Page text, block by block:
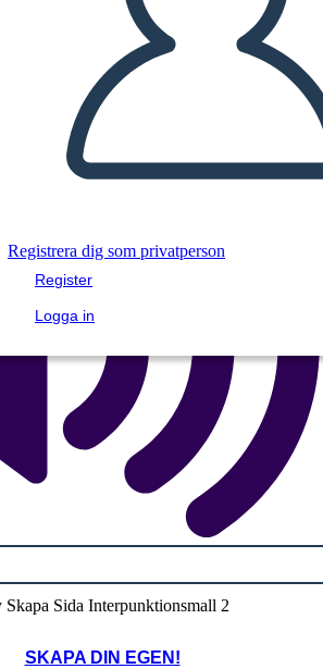
Registrera dig som privatperson
Register
Logga in
SKAPA EN STORYBOARD
SPELA UPP BILDSPEL
LÄS FÖR MIG
SKAPA DIN EGEN!